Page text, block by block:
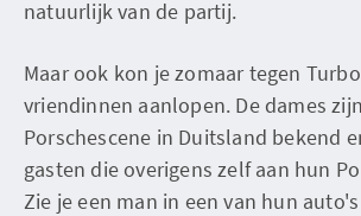
natuurlijk van de partij.
Maar ook kon je zomaar tegen
vriendinnen aanlopen. De dames
Porschescene in Duitsland bekend
gasten die overigens zelf aan hun
Zie je een man in een van hun